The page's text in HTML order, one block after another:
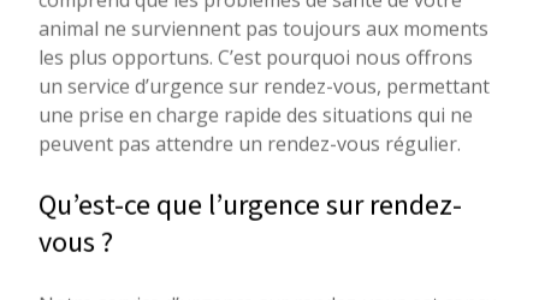
comprend que les problèmes de santé de votre
animal ne surviennent pas toujours aux moments
les plus opportuns. C’est pourquoi nous offrons
un service d’urgence sur rendez-vous, permettant
une prise en charge rapide des situations qui ne
peuvent pas attendre un rendez-vous régulier.
Qu’est-ce que l’urgence sur rendez-
vous ?